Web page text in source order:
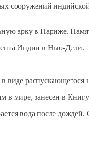
сооружений
арку в Париже.
Индии в Нью-Дели.
мире, занесен в Книгу
вода после